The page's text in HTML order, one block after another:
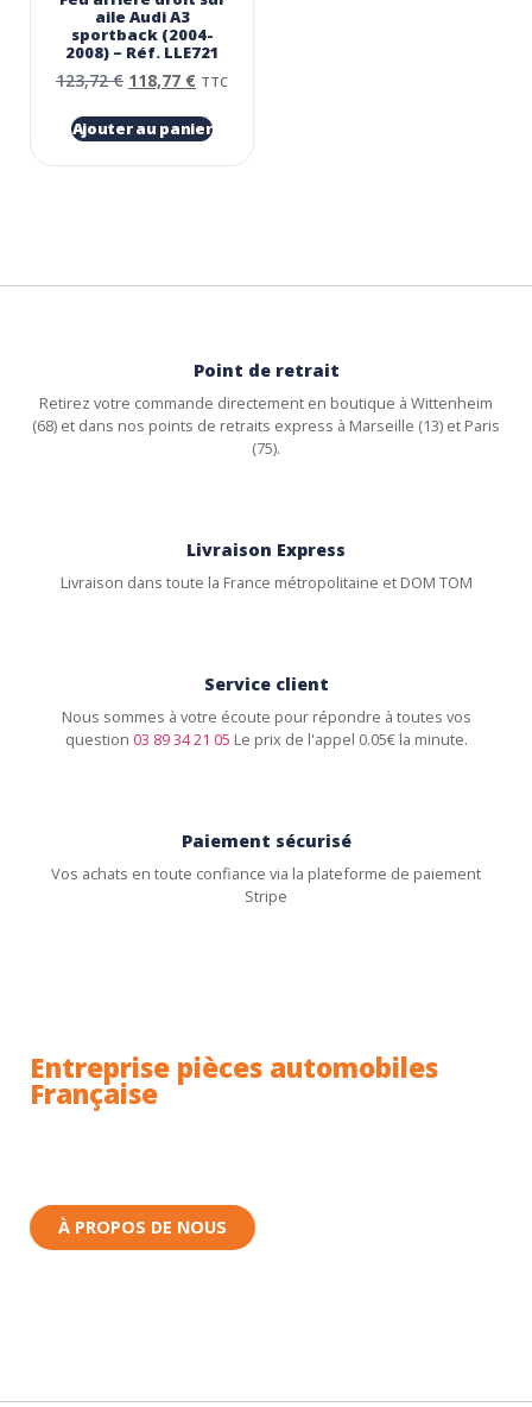
aile Audi A3
sportback (2004-
2008) – Réf. LLE721
123,72€ 118,77 € TTC
Ajouter au panier
Point de retrait
Retirez votre commande directement en boutique à Wittenheim
(68) et dans nos points de retraits express à Marseille (13) et Paris
(75).
Livraison Express
Livraison dans toute la France métropolitaine et DOM TOM
Service client
Nous sommes à votre écoute pour répondre à toutes vos
question 03 89 34 21 05 Le prix de l'appel 0.05€ la minute.
Paiement sécurisé
Vos achats en toute confiance via la plateforme de paiement
Stripe
Entreprise pièces automobiles
Française
À PROPOS DE NOUS